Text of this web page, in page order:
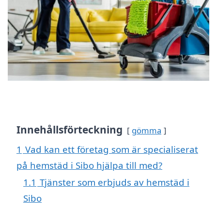
Innehållsförteckning gömma
1 Vad kan ett företag som är specialiserat
på hemstäd i Sibo hjälpa till med?
1.1 Tjänster som erbjuds av hemstäd i
Sibo